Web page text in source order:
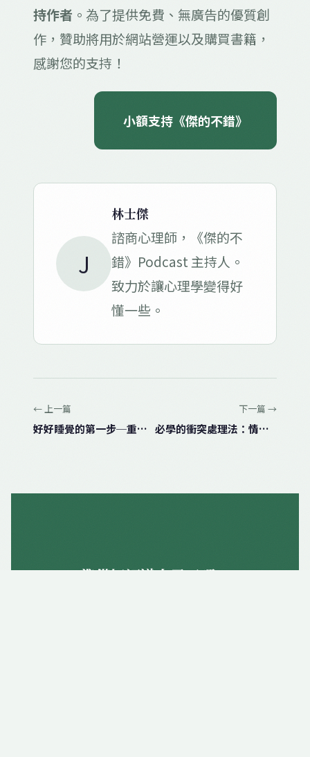
持作者 。為了提供免費、無廣告的優質創
作，贊助將用於網站營運以及購買書籍，
感謝您的支持！
小額支持《傑的不錯》
J
林士傑
諮商心理師，《傑的不
錯》Podcast 主持人。
致力於讓心理學變得好
懂一些。
← 上一篇
好好睡覺的第一步─重新檢視你與睡眠的關係
下一篇 →
必學的衝突處理法：情緒、關係比解決問題更重要
準備好認識自己了嗎？